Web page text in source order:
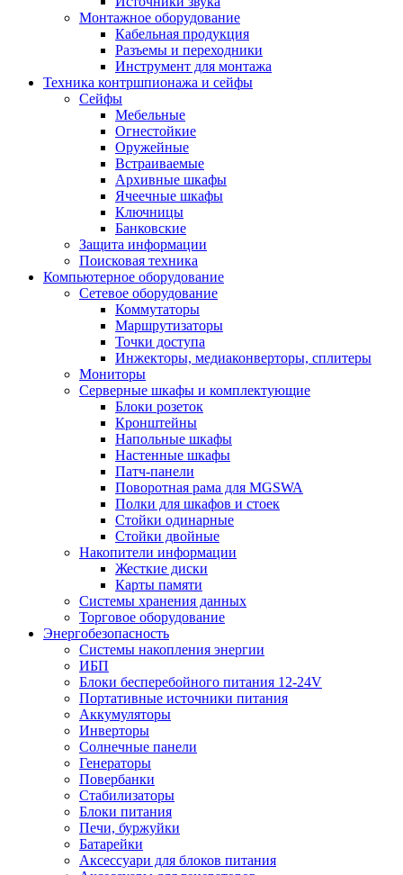
Монтажное оборудование
Кабельная продукция
Разъемы и переходники
Инструмент для монтажа
Техника контршпионажа и сейфы
Сейфы
Мебельные
Огнестойкие
Оружейные
Встраиваемые
Архивные шкафы
Ячеечные шкафы
Ключницы
Банковские
Защита информации
Поисковая техника
Компьютерное оборудование
Сетевое оборудование
Коммутаторы
Маршрутизаторы
Точки доступа
Инжекторы, медиаконверторы, сплитеры
Мониторы
Серверные шкафы и комплектующие
Блоки розеток
Кронштейны
Напольные шкафы
Настенные шкафы
Патч-панели
Поворотная рама для MGSWA
Полки для шкафов и стоек
Стойки одинарные
Стойки двойные
Накопители информации
Жесткие диски
Карты памяти
Системы хранения данных
Торговое оборудование
Энергобезопасность
Системы накопления энергии
ИБП
Блоки бесперебойного питания 12-24V
Портативные источники питания
Аккумуляторы
Инверторы
Солнечные панели
Генераторы
Повербанки
Стабилизаторы
Блоки питания
Печи, буржуйки
Батарейки
Аксессуари для блоков питания